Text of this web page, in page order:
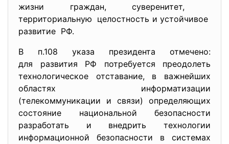
жизни граждан, суверенитет,
территориальную целостность и устойчивое
развитие РФ.
В п.108 указа президента отмечено:
для развития РФ потребуется преодолеть
технологическое отставание, в важнейших
областях информатизации
(телекоммуникации и связи) определяющих
состояние национальной безопасности
разработать и внедрить технологии
информационной безопасности в системах